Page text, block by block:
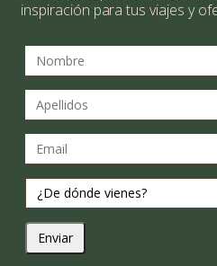
inspiración para tus viajes y
Enviar